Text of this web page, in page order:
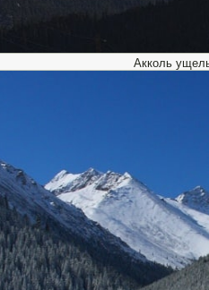
Акколь